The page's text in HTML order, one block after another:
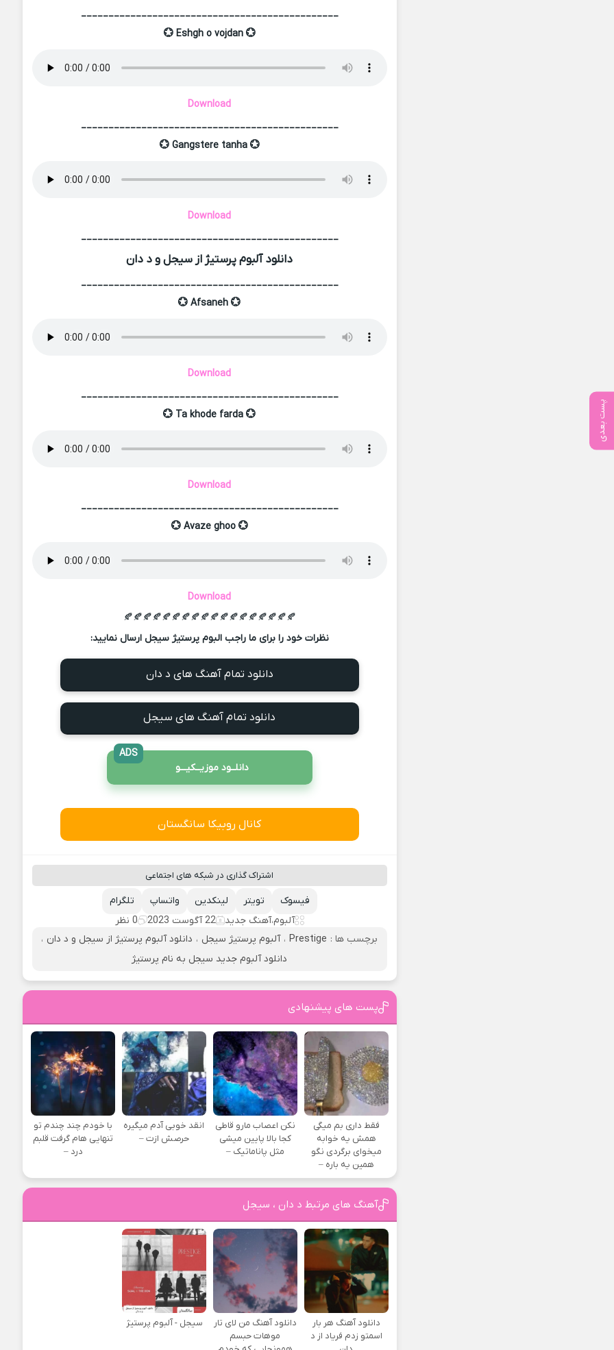
پست بعدی
_______________________________________________
💮 Eshgh o vojdan 💮
Download
_______________________________________________
💮 Gangstere tanha 💮
Download
_______________________________________________
دانلود آلبوم پرستیژ از سیجل و د دان
_______________________________________________
💮 Afsaneh 💮
Download
_______________________________________________
💮 Ta khode farda 💮
Download
_______________________________________________
💮 Avaze ghoo 💮
Download
🍂🍂🍂🍂🍂🍂🍂🍂🍂🍂🍂🍂🍂🍂🍂🍂🍂🍂
نظرات خود را برای ما راجب البوم پرستیژ سیجل ارسال نمایید:
دانلود تمام آهنگ های د دان
دانلود تمام آهنگ های سیجل
دانلــود موزیــکیـــو
ADS
کانال روبیکا سانگستان
اشتراک گذاری در شبکه های اجتماعی
تلگرام واتساپ لینکدین تویتر
فیسوک
آلبوم،آهنگ جدید 22 آگوست 2023
0 نظر
برچسب ها : Prestige ، آلبوم پرستیژ سیجل ، دانلود آلبوم پرستیژ از سیجل و د دان ،
دانلود آلبوم جدید سیجل به نام پرستیژ
پست های پیشنهادی
فقط داری بم میگی
همش یه خوابه
میخوای برگردی نگو
همین یه باره –
نکن اعصاب مارو قاطی
کجا بالا پایین میشی
مثل پاناماتیک –
انقد خوبی آدم میگیره
حرصش ازت –
با خودم چند چندم تو
تنهایی هام گرفت قلبم
درد –
آهنگ های مرتبط د دان ، سیجل
دانلود آهنگ هر بار
اسمتو زدم فریاد از د
دانلود آهنگ من لای تار
موهات حبسم
سیجل - آلبوم پرستیژ